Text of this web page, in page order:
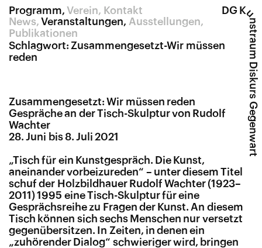
DG Ku
nstraum Diskurs Gegenwart
Programm
News Veranstaltungen
Ausstellungen
Publikationen
Verein Kontakt
Schlagwort: Zusammengesetzt-Wir müssen
reden
Zusammengesetzt: Wir müssen reden
Gespräche an der Tisch-Skulptur von Rudolf
Wachter
28. Juni bis 8. Juli 2021
„Tisch für ein Kunstgespräch. Die Kunst,
aneinander vorbeizureden“ – unter diesem Titel
schuf der Holzbildhauer Rudolf Wachter (1923–
2011) 1995 eine Tisch-Skulptur für eine
Gesprächsreihe zu Fragen der Kunst. An diesem
Tisch können sich sechs Menschen nur versetzt
gegenübersitzen. In Zeiten, in denen ein
„zuhörender Dialog“ schwieriger wird, bringen